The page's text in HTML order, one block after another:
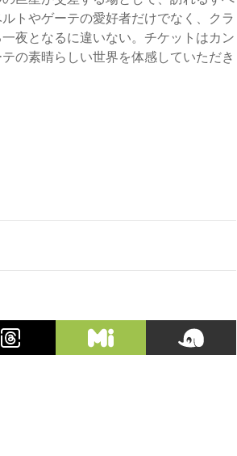
トやゲーテの愛好者だけでなく、クラ
夜となるに違いない。チケットはカン
の素晴らしい世界を体感していただき